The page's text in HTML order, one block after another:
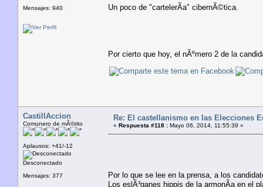
Mensajes: 940
Un poco de "cartelerÃ­a" cibernÃ©tica.
Por cierto que hoy, el nÃºmero 2 de la
CastillAccion
Comunero de mÃ©rito
Aplausos: +41/-12
Desconectado
Mensajes: 377
Re: El castellanismo en las Elecciones
« Respuesta #118 : Mayo 06, 2014, 11:55:39 »
Por lo que se lee en la prensa, a los
Los eslÃ³ganes hippis de la armonÃ­a en el